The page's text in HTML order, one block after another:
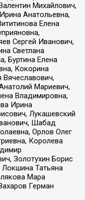
Михайлович,
Анатольевна,
Елена
Сергей Иванович,
Светлана
Буртина Елена
Кокорина
Мариевич,
Владимировна,
Ирина
Лукашевский
Шабад
Орлов Олег
Королева
Золотухин Борис
Татьяна
Мара
Герман